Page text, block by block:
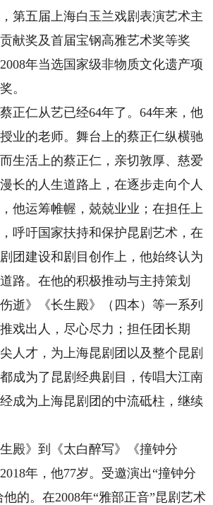
第五届上海白玉兰戏剧表演艺术主
献奖及首届宝钢高雅艺术奖等奖
年当选国家级非物质文化遗产项
。
仁从艺已经64年了。64年来，他
业的老师。舞台上的蔡正仁纵横驰
生活上的蔡正仁，亲切敦厚、慈爱
长的人生道路上，在逐步走向个人
他运筹帷幄，兢兢业业；在担任上
呼吁国家扶持和保护昆剧艺术，在
团建设和剧目创作上，他始终认为
路。在他的积极推动与主持策划
逝》《长生殿》（四本）等一系列
戏出人，尽心尽力；担任团长期
人才，为上海昆剧团以及整个昆剧
成为了昆剧经典剧目，传唱大江南
成为上海昆剧团的中流砥柱，继续
》到《太白醉写》《撞钟分
年，他77岁。受邀演出“撞钟分
的。在2008年“雅部正音”昆剧艺术